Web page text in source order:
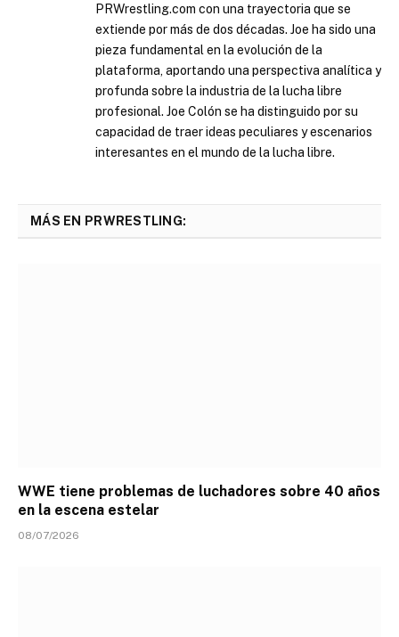
PRWrestling.com con una trayectoria que se
extiende por más de dos décadas. Joe ha sido una
pieza fundamental en la evolución de la
plataforma, aportando una perspectiva analítica y
profunda sobre la industria de la lucha libre
profesional. Joe Colón se ha distinguido por su
capacidad de traer ideas peculiares y escenarios
interesantes en el mundo de la lucha libre.
MÁS EN PRWRESTLING:
WWE tiene problemas de luchadores sobre 40 años
en la escena estelar
08/07/2026